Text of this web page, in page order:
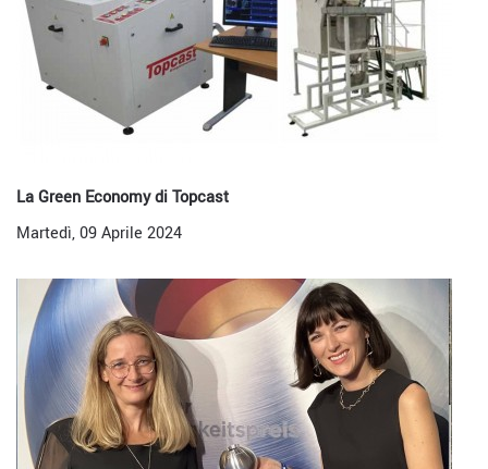
La Green Economy di Topcast
Martedì, 09 Aprile 2024